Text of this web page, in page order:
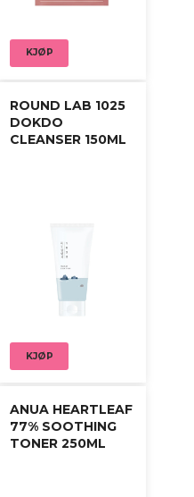
KJØP
ROUND LAB 1025
DOKDO
CLEANSER 150ML
KJØP
ANUA HEARTLEAF
77% SOOTHING
TONER 250ML